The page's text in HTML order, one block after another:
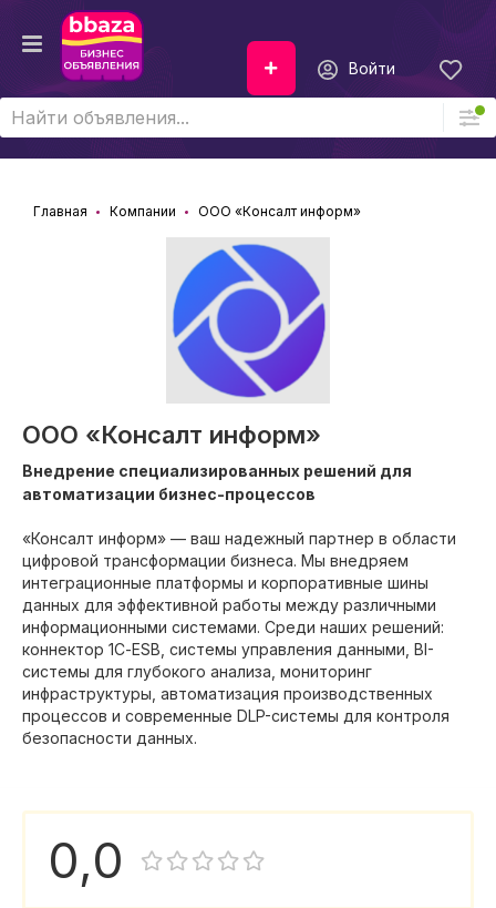
Войти
Главная Компании ООО «Консалт информ»
ООО «Консалт информ»
Внедрение специализированных решений для
автоматизации бизнес-процессов
«Консалт информ» — ваш надежный партнер в области
цифровой трансформации бизнеса. Мы внедряем
интеграционные платформы и корпоративные шины
данных для эффективной работы между различными
информационными системами. Среди наших решений:
коннектор 1С-ESB, системы управления данными, BI-
системы для глубокого анализа, мониторинг
инфраструктуры, автоматизация производственных
процессов и современные DLP-системы для контроля
безопасности данных.
0,0